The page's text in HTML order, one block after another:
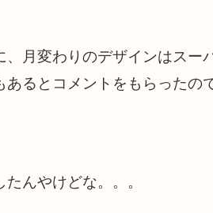
、月変わりのデザインはス
あるとコメントをもらったの
んやけどな。。。